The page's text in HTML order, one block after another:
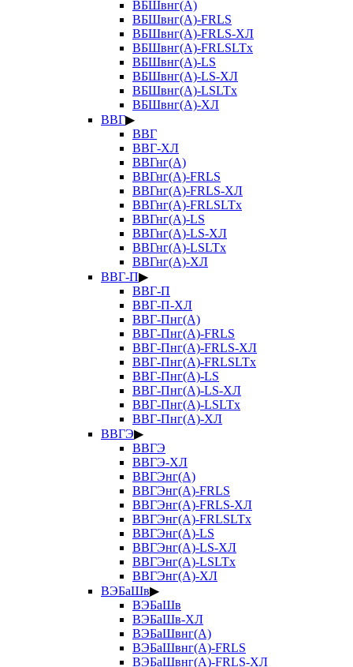
ВБШвнг(А)
ВБШвнг(А)-FRLS
ВБШвнг(А)-FRLS-ХЛ
ВБШвнг(А)-FRLSLTx
ВБШвнг(А)-LS
ВБШвнг(А)-LS-ХЛ
ВБШвнг(А)-LSLTx
ВБШвнг(А)-ХЛ
ВВГ▶
ВВГ
ВВГ-ХЛ
ВВГнг(А)
ВВГнг(А)-FRLS
ВВГнг(А)-FRLS-ХЛ
ВВГнг(А)-FRLSLTx
ВВГнг(А)-LS
ВВГнг(А)-LS-ХЛ
ВВГнг(А)-LSLTx
ВВГнг(А)-ХЛ
ВВГ-П▶
ВВГ-П
ВВГ-П-ХЛ
ВВГ-Пнг(А)
ВВГ-Пнг(А)-FRLS
ВВГ-Пнг(А)-FRLS-ХЛ
ВВГ-Пнг(А)-FRLSLTx
ВВГ-Пнг(А)-LS
ВВГ-Пнг(А)-LS-ХЛ
ВВГ-Пнг(А)-LSLTx
ВВГ-Пнг(А)-ХЛ
ВВГЭ▶
ВВГЭ
ВВГЭ-ХЛ
ВВГЭнг(А)
ВВГЭнг(А)-FRLS
ВВГЭнг(А)-FRLS-ХЛ
ВВГЭнг(А)-FRLSLTx
ВВГЭнг(А)-LS
ВВГЭнг(А)-LS-ХЛ
ВВГЭнг(А)-LSLTx
ВВГЭнг(А)-ХЛ
ВЭБаШв▶
ВЭБаШв
ВЭБаШв-ХЛ
ВЭБаШвнг(А)
ВЭБаШвнг(А)-FRLS
ВЭБаШвнг(А)-FRLS-ХЛ